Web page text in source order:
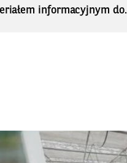
informacyjnym